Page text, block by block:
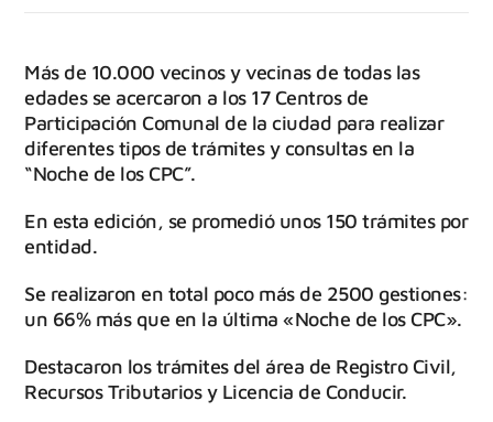
Más de 10.000 vecinos y vecinas de todas las
edades se acercaron a los 17 Centros de
Participación Comunal de la ciudad para realizar
diferentes tipos de trámites y consultas en la
“Noche de los CPC”.
En esta edición, se promedió unos 150 trámites por
entidad.
Se realizaron en total poco más de 2500 gestiones:
un 66% más que en la última «Noche de los CPC».
Destacaron los trámites del área de Registro Civil,
Recursos Tributarios y Licencia de Conducir.